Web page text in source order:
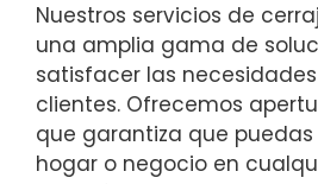
Nuestros servicios de
una amplia gama de
satisfacer las
clientes. Ofrecemos
que garantiza que
hogar o negocio en